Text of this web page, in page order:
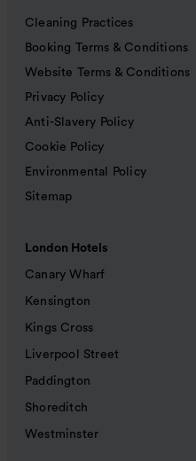
Cleaning Practices
Booking Terms & Conditions
Website Terms & Conditions
Privacy Policy
Anti-Slavery Policy
Cookie Policy
Environmental Policy
Sitemap
London Hotels
Canary Wharf
Kensington
Kings Cross
Liverpool Street
Paddington
Shoreditch
Westminster